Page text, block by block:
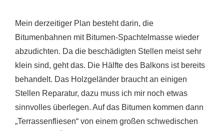
Mein derzeitiger Plan besteht darin, die
Bitumenbahnen mit Bitumen-Spachtelmasse wieder
abzudichten. Da die beschädigten Stellen meist sehr
klein sind, geht das. Die Hälfte des Balkons ist bereits
behandelt. Das Holzgeländer braucht an einigen
Stellen Reparatur, dazu muss ich mir noch etwas
sinnvolles überlegen. Auf das Bitumen kommen dann
„Terrassenfliesen“ von einem großen schwedischen